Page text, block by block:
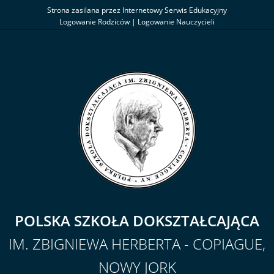
Strona zasilana przez Internetowy Serwis Edukacyjny
Logowanie Rodziców | Logowanie Nauczycieli
POLSKA SZKOŁA DOKSZTAŁCAJĄCA
IM. ZBIGNIEWA HERBERTA - COPIAGUE,
NOWY JORK